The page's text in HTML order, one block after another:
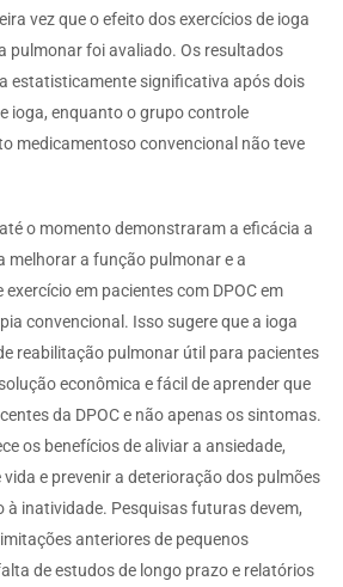
vez que o efeito dos exercícios de ioga
pulmonar foi avaliado. Os resultados
estatisticamente significativa após dois
ioga, enquanto o grupo controle
medicamentoso convencional não teve
o momento demonstraram a eficácia a
melhorar a função pulmonar e a
em pacientes com DPOC em
convencional. Isso sugere que a ioga
reabilitação pulmonar útil para pacientes
econômica e fácil de aprender que
da DPOC e não apenas os sintomas.
os benefícios de aliviar a ansiedade,
e prevenir a deterioração dos pulmões
à inatividade. Pesquisas futuras devem,
anteriores de pequenos
de estudos de longo prazo e relatórios